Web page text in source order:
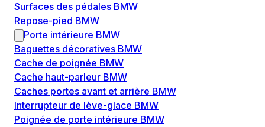
Surfaces des pédales BMW
Repose-pied BMW
Porte intérieure BMW
Baguettes décoratives BMW
Cache de poignée BMW
Cache haut-parleur BMW
Caches portes avant et arrière BMW
Interrupteur de lève-glace BMW
Poignée de porte intérieure BMW